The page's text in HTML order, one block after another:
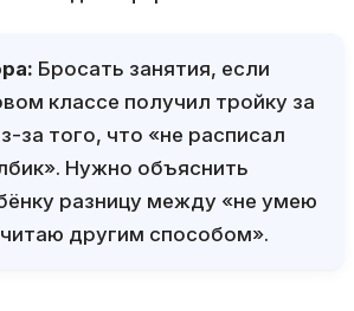
Бросать занятия, если
классе получил тройку за
за того, что «не расписал
Нужно объяснить
разницу между «не умею
другим способом».